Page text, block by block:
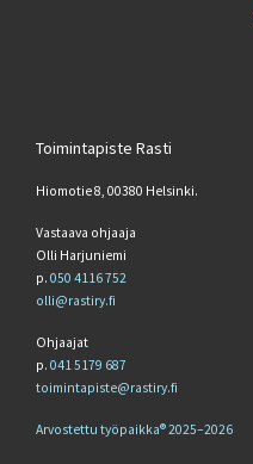
Toimintapiste Rasti
Hiomotie 8, 00380 Helsinki.
Vastaava ohjaaja
Olli Harjuniemi
p. 050 4116 752
olli@rastiry.fi
Ohjaajat
p. 041 5179 687
toimintapiste@rastiry.fi
Arvostettu työpaikka® 2025–2026